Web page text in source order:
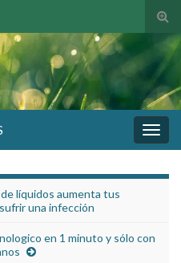
de
la
líquidos aumenta tus
una infección
en 1 minuto y sólo con